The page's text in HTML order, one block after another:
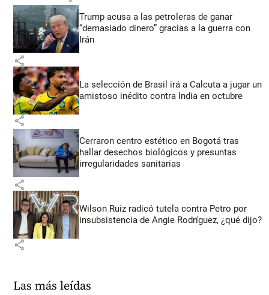
Trump acusa a las petroleras de ganar
“demasiado dinero” gracias a la guerra con
Irán
share
La selección de Brasil irá a Calcuta a jugar un
amistoso inédito contra India en octubre
share
Cerraron centro estético en Bogotá tras
hallar desechos biológicos y presuntas
irregularidades sanitarias
share
Wilson Ruiz radicó tutela contra Petro por
insubsistencia de Angie Rodríguez, ¿qué dijo?
share
Las más leídas